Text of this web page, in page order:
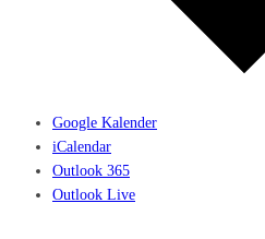
Google Kalender
iCalendar
Outlook 365
Outlook Live